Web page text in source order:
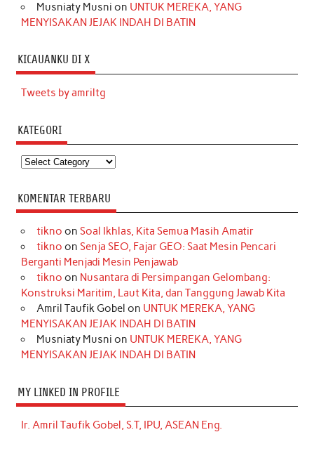
Musniaty Musni on UNTUK MEREKA, YANG
MENYISAKAN JEJAK INDAH DI BATIN
KICAUANKU DI X
Tweets by amriltg
KATEGORI
Kategori
KOMENTAR TERBARU
tikno on Soal Ikhlas, Kita Semua Masih Amatir
tikno on Senja SEO, Fajar GEO: Saat Mesin Pencari
Berganti Menjadi Mesin Penjawab
tikno on Nusantara di Persimpangan Gelombang:
Konstruksi Maritim, Laut Kita, dan Tanggung Jawab Kita
Amril Taufik Gobel on UNTUK MEREKA, YANG
MENYISAKAN JEJAK INDAH DI BATIN
Musniaty Musni on UNTUK MEREKA, YANG
MENYISAKAN JEJAK INDAH DI BATIN
MY LINKED IN PROFILE
Ir. Amril Taufik Gobel, S.T, IPU, ASEAN Eng.